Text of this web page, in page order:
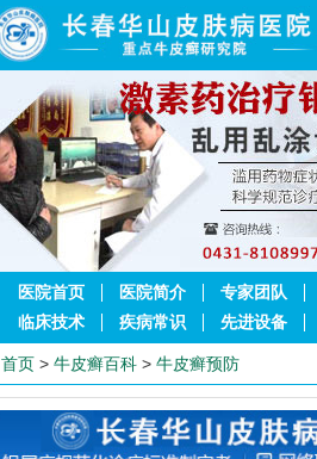
医院首页 医院简介 专家团队
临床技术
疾病常识 先进设备
首页 > 牛皮癣百科 > 牛皮癣预防